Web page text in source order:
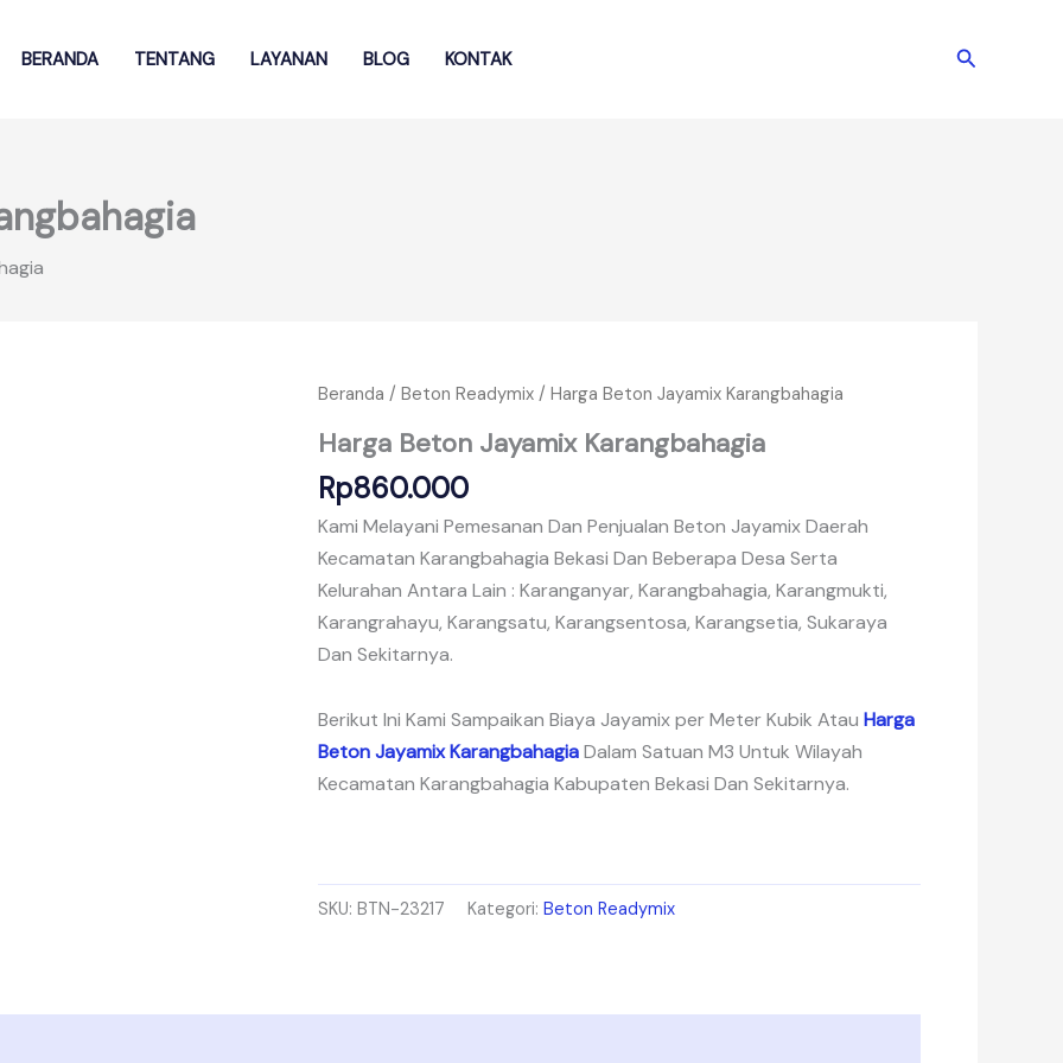
BERANDA TENTANG LAYANAN BLOG KONTAK Cari
Beranda /Beton Readymix / Harga Beton Jayamix Karangbahagia
Harga Beton Jayamix Karangbahagia
Rp860.000
Kami Melayani Pemesanan Dan Penjualan Beton Jayamix Daerah
Kecamatan Karangbahagia Bekasi Dan Beberapa Desa Serta
Kelurahan Antara Lain : Karanganyar, Karangbahagia, Karangmukti,
Karangrahayu, Karangsatu, Karangsentosa, Karangsetia, Sukaraya
Dan Sekitarnya.
Berikut Ini Kami Sampaikan Biaya Jayamix per Meter Kubik AtauHarga
Beton Jayamix KarangbahagiaDalam Satuan M3 Untuk Wilayah
Kecamatan Karangbahagia Kabupaten Bekasi Dan Sekitarnya.
SKU:BTN-23217 Kategori:Beton Readymix